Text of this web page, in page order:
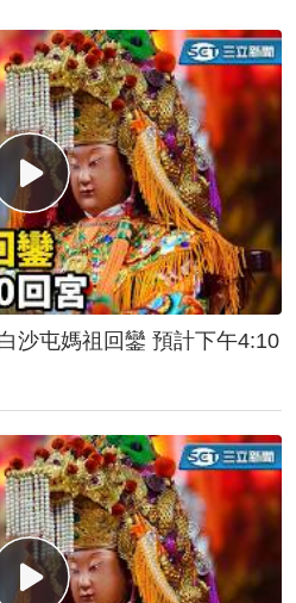
回鑾 預計下午4:10